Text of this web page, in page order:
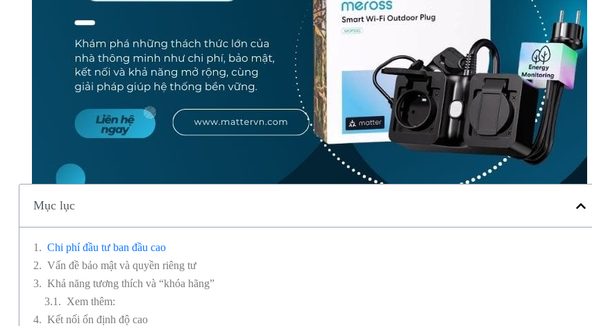
Mục lục
Chi phí đầu tư ban đầu cao
Vấn đề bảo mật và quyền riêng tư
Khả năng tương thích và “khóa hãng”
Xem thêm:
Kết nối ổn định độ cao